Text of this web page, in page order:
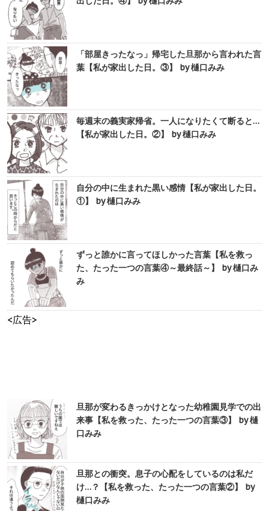
「部屋きったなっ」帰宅した旦那から言われた言
葉【私が家出した日。③】 by 樋口みみ
毎週末の義実家帰省。一人になりたくて断ると…
【私が家出した日。②】 by 樋口みみ
自分の中に生まれた黒い感情【私が家出した日。
①】 by 樋口みみ
ずっと誰かに言ってほしかった言葉【私を救っ
た、たった一つの言葉④～最終話～】 by 樋口み
み
<広告>
旦那が変わるきっかけとなった幼稚園見学での出
来事【私を救った、たった一つの言葉③】 by 樋
口みみ
旦那との衝突。息子の心配をしているのは私だ
け…？【私を救った、たった一つの言葉②】 by
樋口みみ